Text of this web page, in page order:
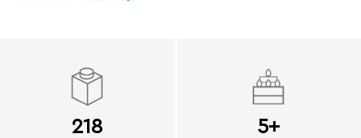
218 5+